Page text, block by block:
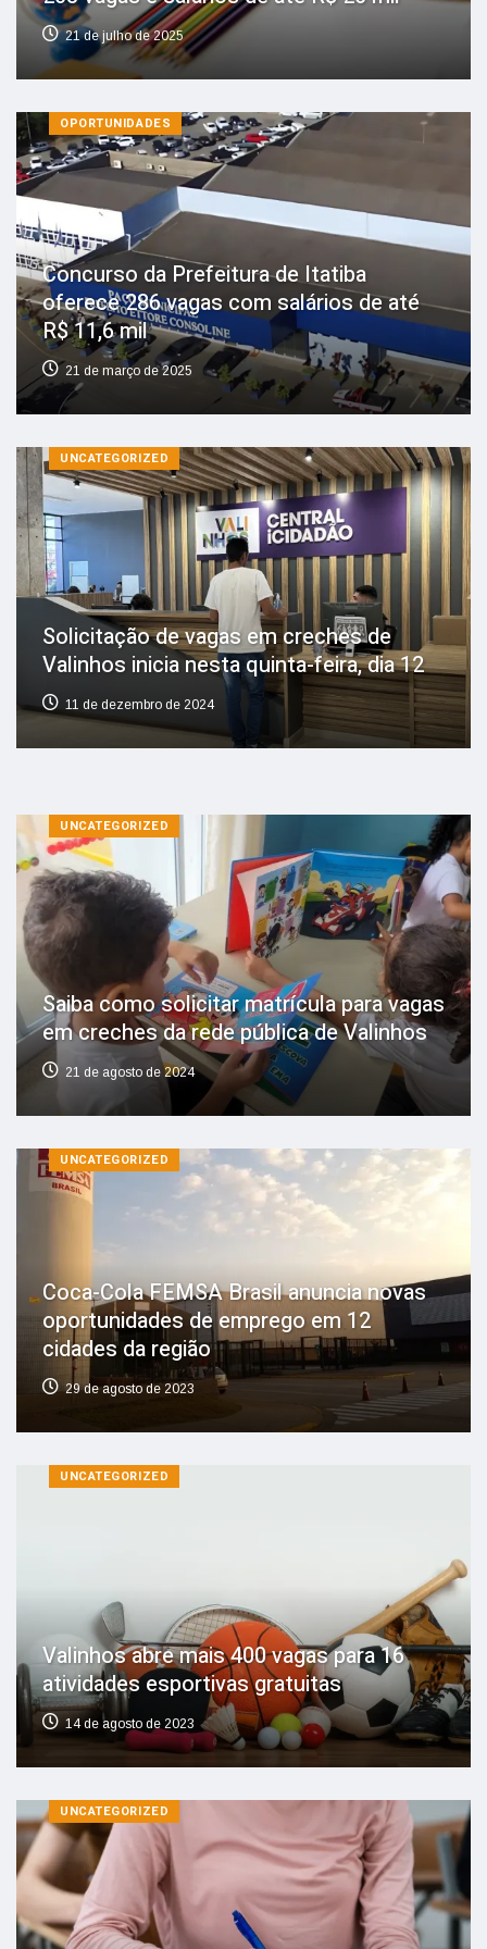
21 de julho de 2025
OPORTUNIDADES
Concurso da Prefeitura de Itatiba
oferece 286 vagas com salários de até
R$ 11,6 mil
21 de março de 2025
UNCATEGORIZED
Solicitação de vagas em creches de
Valinhos inicia nesta quinta-feira, dia 12
11 de dezembro de 2024
UNCATEGORIZED
Saiba como solicitar matrícula para vagas
em creches da rede pública de Valinhos
21 de agosto de 2024
UNCATEGORIZED
Coca-Cola FEMSA Brasil anuncia novas
oportunidades de emprego em 12
cidades da região
29 de agosto de 2023
UNCATEGORIZED
Valinhos abre mais 400 vagas para 16
atividades esportivas gratuitas
14 de agosto de 2023
UNCATEGORIZED